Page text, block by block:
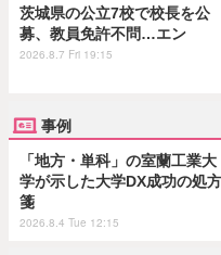
茨城県の公立7校で校長を公
募、教員免許不問…エン
2026.8.7 Fri 19:15
事例
「地方・単科」の室蘭工業大
学が示した大学DX成功の処方
箋
2026.8.4 Tue 12:15